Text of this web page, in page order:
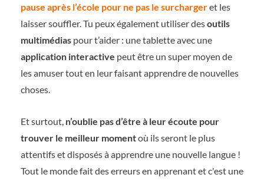
pause après l’école pour ne pas le surchargeret les
laisser souffler. Tu peux également utiliser desoutils
multimédias pour t’aider : une tablette avec une
application interactive peut être un super moyen de
les amuser tout en leur faisant apprendre de nouvelles
choses.
Et surtout, n’oublie pas d’être à leur écoute pour
trouver le meilleur momentoù ils seront le plus
attentifs et disposés à apprendre une nouvelle langue !
Tout le monde fait des erreurs en apprenant et c'est une